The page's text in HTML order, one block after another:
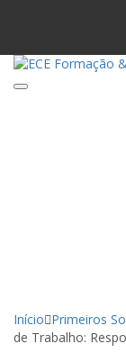
Toggle navigation
Início Primeiros
de Trabalho: